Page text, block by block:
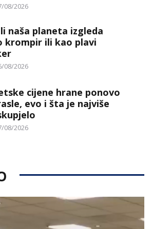
08/2026
naša planeta izgleda
krompir ili kao plavi
08/2026
cijene hrane ponovo
evo i šta je najviše
08/2026